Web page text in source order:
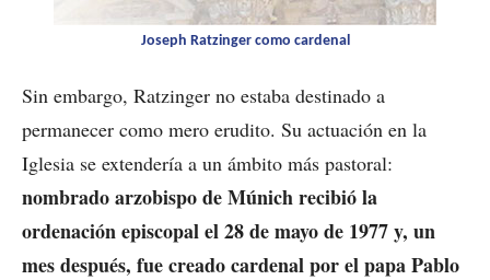
Joseph Ratzinger como cardenal
Sin embargo, Ratzinger no estaba destinado a
permanecer como mero erudito. Su actuación en la
Iglesia se extendería a un ámbito más pastoral:
nombrado arzobispo de Múnich recibió la
ordenación episcopal el 28 de mayo de 1977 y, un
mes después, fue creado cardenal por el papa Pablo